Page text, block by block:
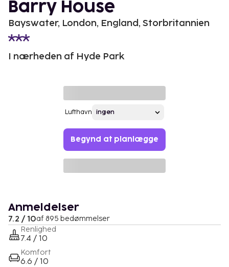
Barry House
Bayswater, London, England, Storbritannien
I nærheden af Hyde Park
Lufthavn
Begynd at planlægge
Anmeldelser
7.2 / 10af 895 bedømmelser
Renlighed
7.4 / 10
Komfort
6.6 / 10